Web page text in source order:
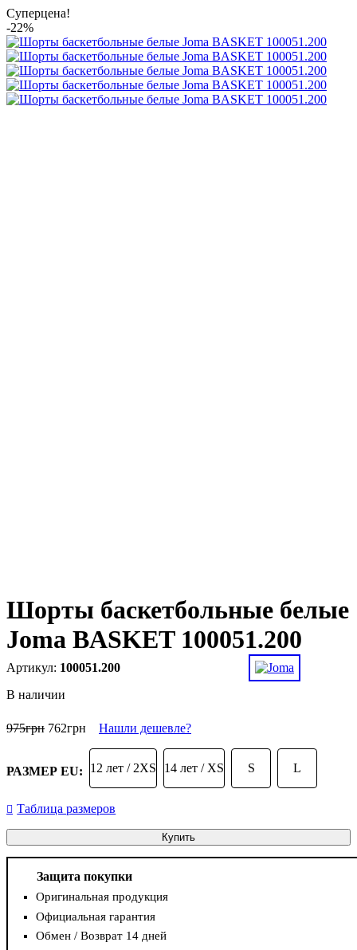
Суперцена!
-22%
Шорты баскетбольные белые
Joma BASKET 100051.200
100051.200
В наличии
975грн 762грн Нашли дешевле?
РАЗМЕР EU: 12 лет / 2XS 14 лет / XS S L
Таблица размеров
Купить
Защита покупки
Оригинальная продукция
Официальная гарантия
Обмен / Возврат 14 дней